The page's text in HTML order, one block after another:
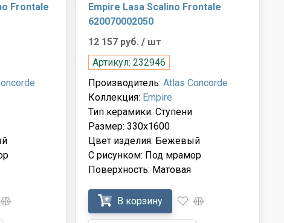
Frontale
Empire Lasa Scalino Frontale
620070002050
12 157 руб./ шт
Артикул: 232946
Производитель:Atlas Concorde
Коллекция: Empire
Тип керамики: Ступени
Размер: 330x1600
Цвет изделия: Бежевый
С рисунком: Под мрамор
Поверхность: Матовая
В корзину